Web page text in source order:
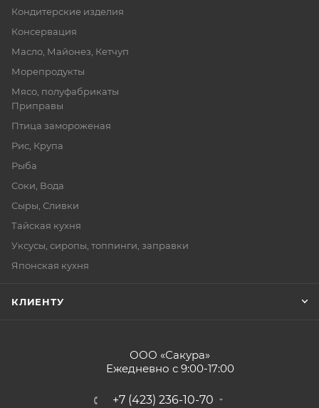
Кондитерские изделия
Консервация
Масло, Майонез, Кетчуп
Морепродукты
Мясо, полуфабрикаты
Приправы
Птица замороженая
Рис, Крупа
Рыба
Соки, Вода
Сыры, Сливки
Тайская кухня
Уксусы, сиропы, топпинги, заправки
Японская кухня
КЛИЕНТУ
ООО «Сакура»
Ежедневно с 9:00-17:00
+7 (423) 236-10-70